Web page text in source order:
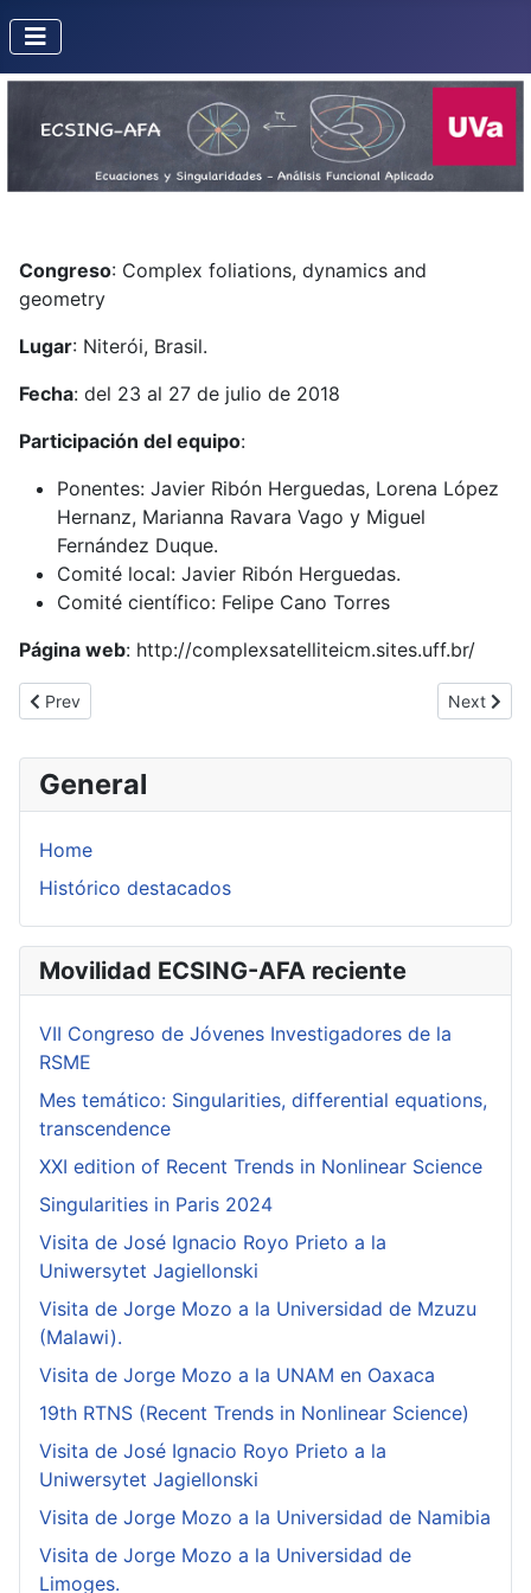
General
Home
Histórico destacados
Movilidad ECSING-AFA reciente
VII Congreso de Jóvenes Investigadores de la
RSME
Mes temático: Singularities, differential equations,
transcendence
XXI edition of Recent Trends in Nonlinear Science
Singularities in Paris 2024
Visita de José Ignacio Royo Prieto a la
Uniwersytet Jagiellonski
Visita de Jorge Mozo a la Universidad de Mzuzu
(Malawi).
Visita de Jorge Mozo a la UNAM en Oaxaca
19th RTNS (Recent Trends in Nonlinear Science)
Visita de José Ignacio Royo Prieto a la
Uniwersytet Jagiellonski
Visita de Jorge Mozo a la Universidad de Namibia
Visita de Jorge Mozo a la Universidad de
Limoges.
Congreso: Complex foliations, dynamics and
geometry
Lugar: Niterói, Brasil.
Fecha: del 23 al 27 de julio de 2018
Participación del equipo:
Ponentes: Javier Ribón Herguedas, Lorena López
Hernanz, Marianna Ravara Vago y Miguel
Fernández Duque.
Comité local: Javier Ribón Herguedas.
Comité científico: Felipe Cano Torres
Página web: http://complexsatelliteicm.sites.uff.br/
Previous article: CIMPA School: Quasi-Cyclic and Related
Prev Next
Next